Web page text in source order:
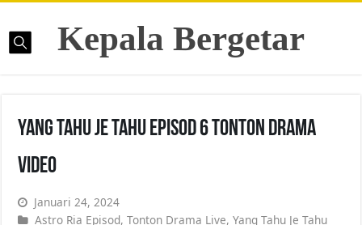
Kepala Bergetar
Yang Tahu Je Tahu Episod 6 Tonton Drama
Video
Januari 24, 2024
Astro Ria Episod,Tonton Drama Live,Yang Tahu Je Tahu